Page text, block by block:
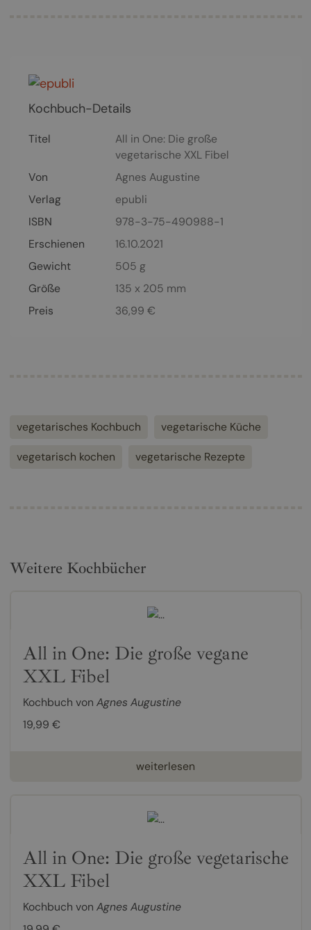
Kochbuch-Details
Titel
All in One: Die große
vegetarische XXL Fibel
Von
Agnes Augustine
Verlag
epubli
ISBN
978-3-75-490988-1
Erschienen
16.10.2021
Gewicht
505 g
Größe
135 x 205 mm
Preis
36,99 €
vegetarisches Kochbuch vegetarische Küche
vegetarisch kochen vegetarische Rezepte
Weitere Kochbücher
All in One: Die große vegane
XXL Fibel
Kochbuch von Agnes Augustine
19,99 €
weiterlesen
All in One: Die große vegetarische
XXL Fibel
Kochbuch von Agnes Augustine